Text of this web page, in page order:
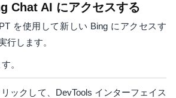
Chat AI にアクセスする
を使用して新しい Bing にアクセスす
行します。
。
ックして、DevTools インターフェイス